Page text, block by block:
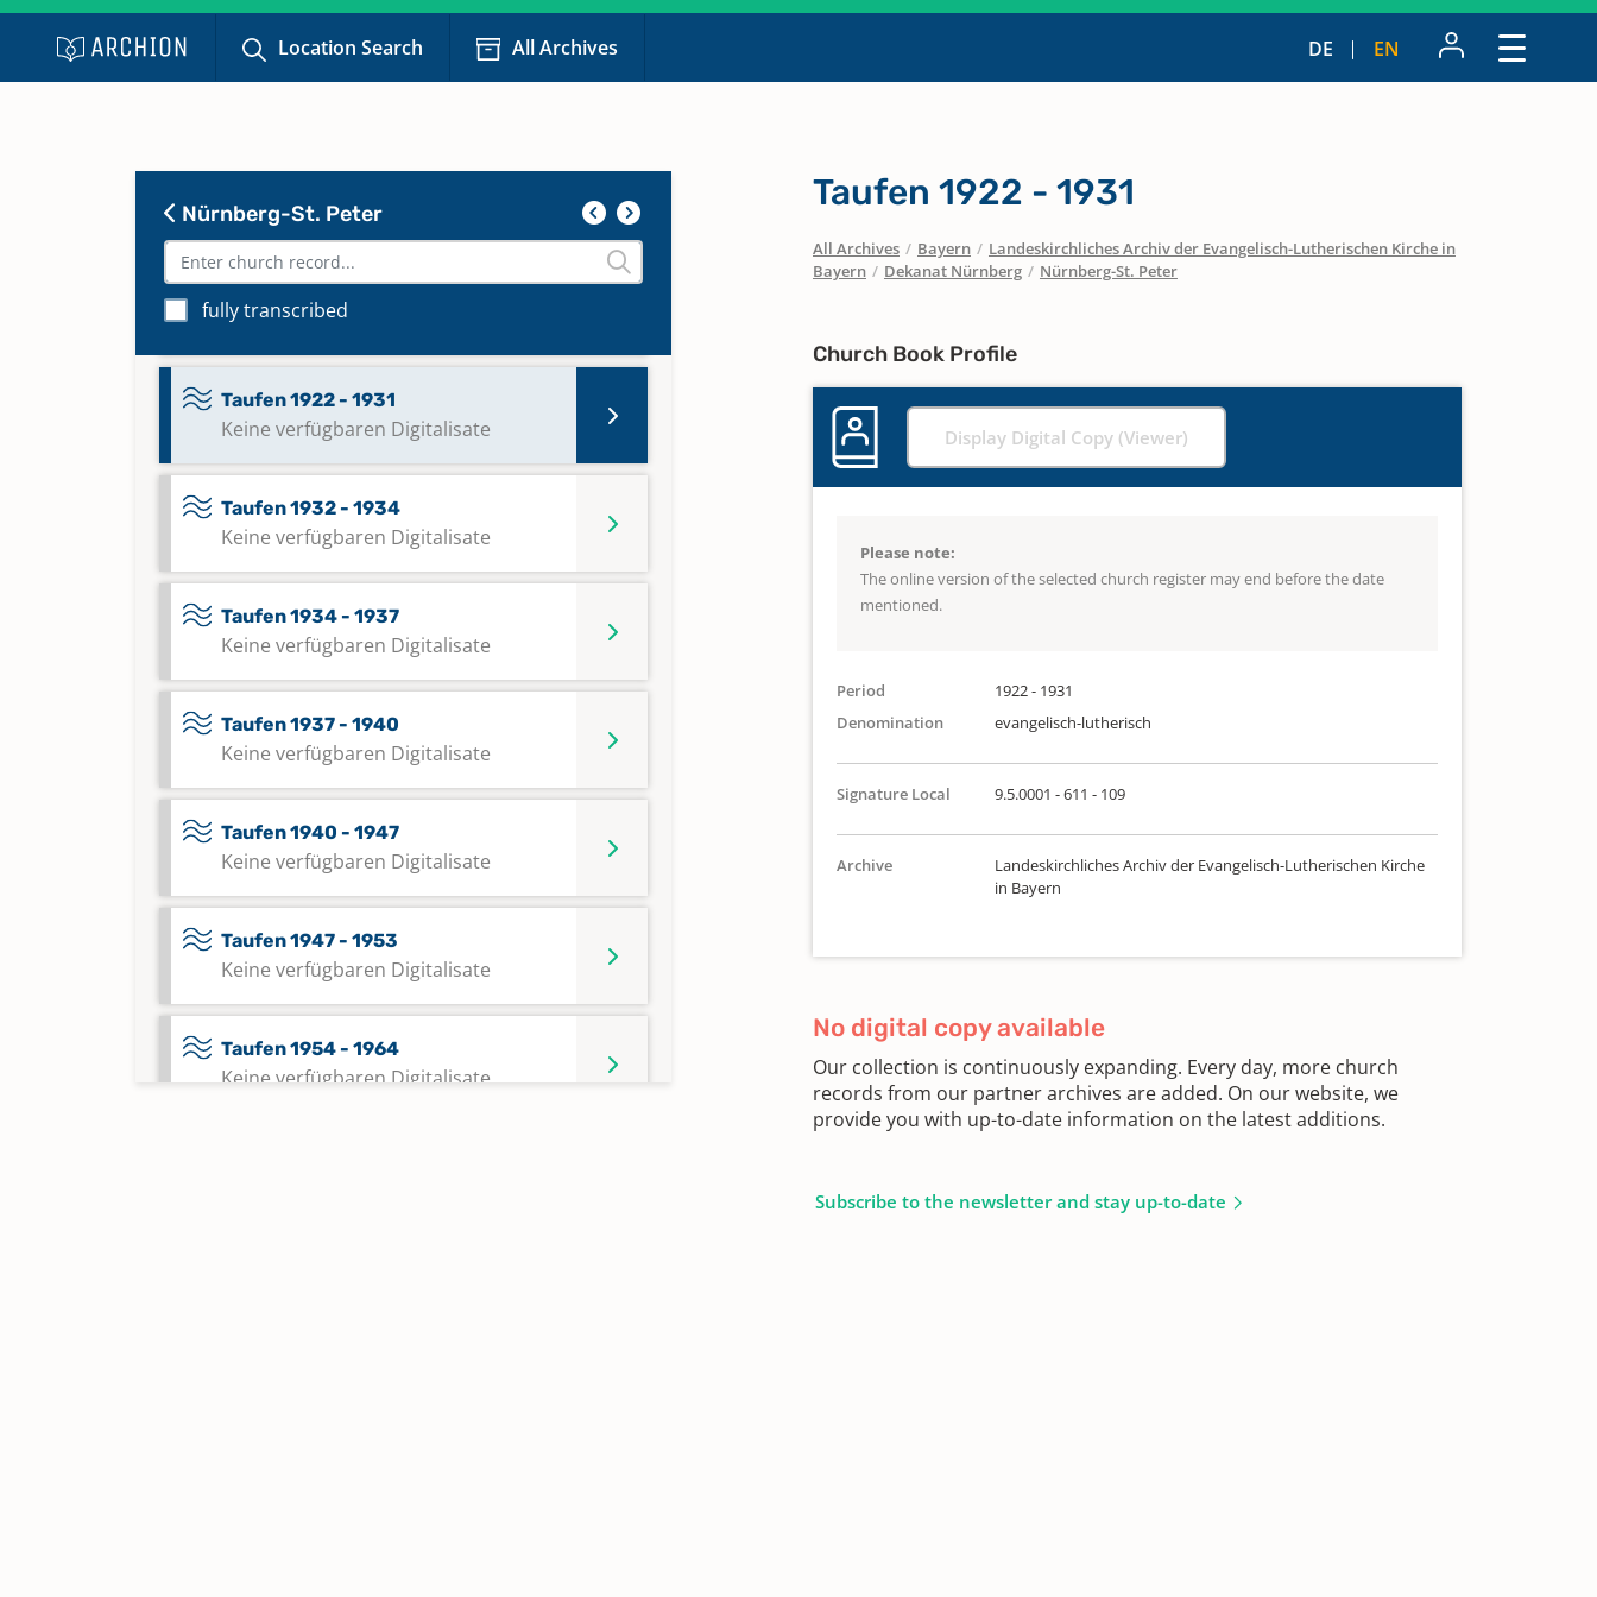
Location Search All Archives DE EN
Nürnberg-St. Peter
fully transcribed
Taufen 1897 - 1900
Taufen 1900 - 1903
Taufen 1908 - 1913
Taufen 1913 - 1922
Taufen 1922 - 1931
Keine verfügbaren Digitalisate
Taufen 1932 - 1934
Keine verfügbaren Digitalisate
Taufen 1934 - 1937
Keine verfügbaren Digitalisate
Taufen 1937 - 1940
Keine verfügbaren Digitalisate
Taufen 1940 - 1947
Keine verfügbaren Digitalisate
Taufen 1947 - 1953
Keine verfügbaren Digitalisate
Taufen 1954 - 1964
Keine verfügbaren Digitalisate
Taufen 1922 - 1931
All Archives / Bayern / Landeskirchliches Archiv der Evangelisch-Lutherischen Kirche in
Bayern / Dekanat Nürnberg / Nürnberg-St. Peter
Church Book Profile
Display Digital Copy (Viewer)
Please note:
The online version of the selected church register may end before the date
mentioned.
Period
1922 - 1931
Denomination
evangelisch-lutherisch
Signature Local 9.5.0001 - 611 - 109
Archive
Landeskirchliches Archiv der Evangelisch-Lutherischen Kirche
in Bayern
No digital copy available
Our collection is continuously expanding. Every day, more church
records from our partner archives are added. On our website, we
provide you with up-to-date information on the latest additions.
Subscribe to the newsletter and stay up-to-date